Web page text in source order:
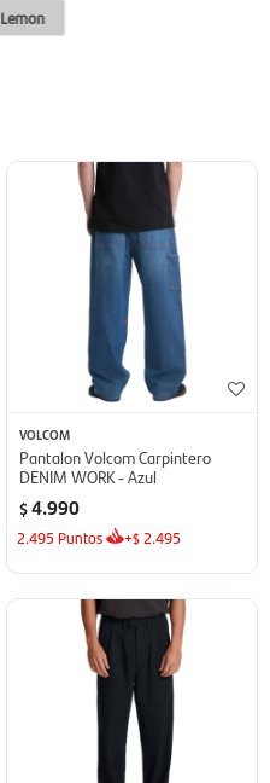
Lemon
VOLCOM
Pantalon Volcom Carpintero
DENIM WORK - Azul
$4.990
2.495 Puntos +$ 2.495